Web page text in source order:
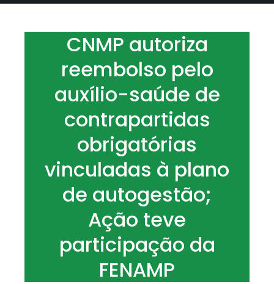
CNMP autoriza
reembolso pelo
auxílio-saúde de
contrapartidas
obrigatórias
vinculadas à plano
de autogestão;
Ação teve
participação da
FENAMP